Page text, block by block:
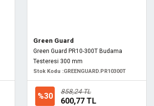
Green Guard
Green Guard PR10-300T Budama
Testeresi 300 mm
Stok Kodu :GREENGUARD.PR10300T
%30 858,24 TL
600,77 TL